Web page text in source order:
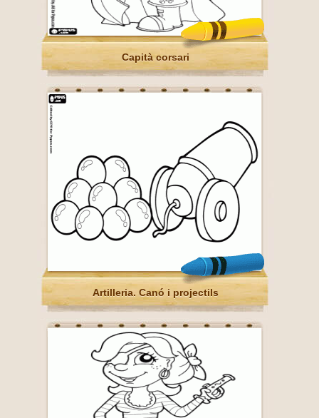
Capità corsari
Artilleria. Canó i projectils